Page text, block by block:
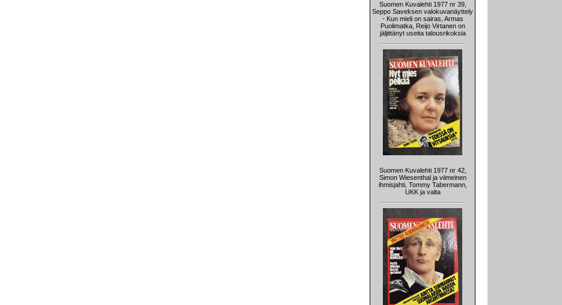
Suomen Kuvalehti 1977 nr 39,
Seppo Saveksen valokuvanäyttely
- Kun mieli on sairas, Armas
Puolimatka, Reijo Virtanen on
jäljittänyt useita talousrikoksia
Suomen Kuvalehti 1977 nr 42,
Simon Wiesenthal ja viimeinen
ihmisjahti, Tommy Tabermann,
UKK ja valta